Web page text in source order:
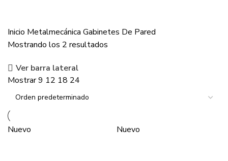
Inicio Metalmecánica Gabinetes De Pared
Mostrando los 2 resultados
Ver barra lateral
Mostrar9 12 18 24
Nuevo Nuevo